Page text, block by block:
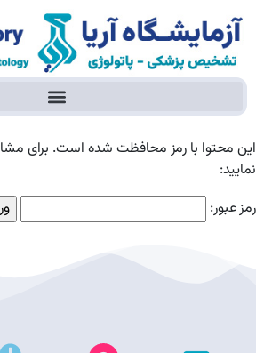
این محتوا با رمز محافظت شده است. برای
نمایید:
رمز عبور: